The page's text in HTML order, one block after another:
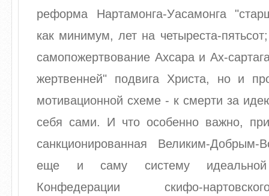
реформа Нартамонга-Уасамонга
как минимум, лет на четыреста-
самопожертвование Ахсара и Ах-
жертвенней" подвига Христа, но и
мотивационной схеме - к смерти за
себя сами. И что особенно важно,
санкционированная Великим-Добрым-
еще и саму систему идеальной
Конфедерации скифо-